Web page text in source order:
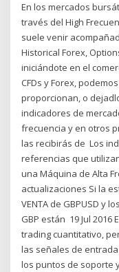
En los mercados
través del High
suele venir
Historical Forex,
iniciándote en el
CFDs y Forex,
proporcionan, o
indicadores de
frecuencia y en otros
las recibirás de Los
referencias que
una Máquina de Alta
actualizaciones Si la
VENTA de GBPUSD y
GBP están 19 Jul 2016
trading cuantitativo,
las señales de
los puntos de soporte